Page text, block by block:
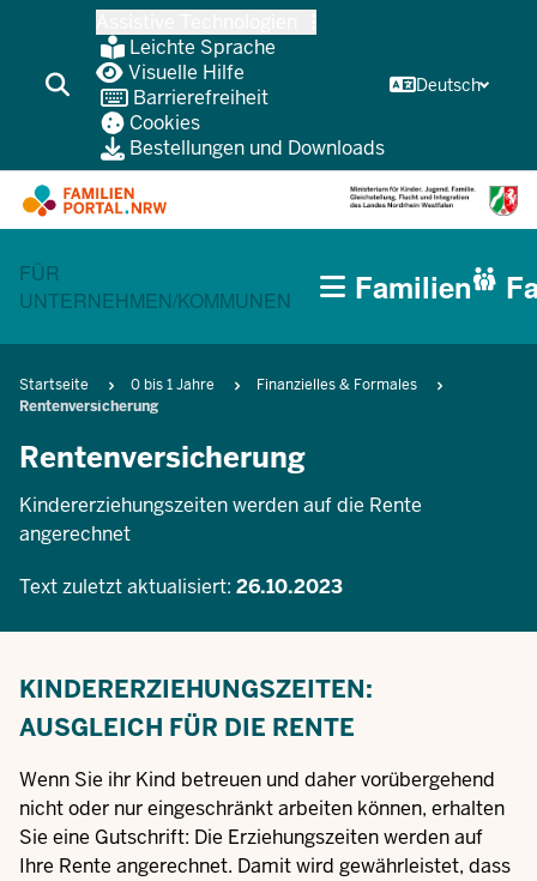
wechseln
Leichte Sprache
Visuelle Hilfe
Barrierefreiheit
Cookies
Bestellungen und Downloads
Deutsch
CURRENT SECTION FÜR FAMILIEN
FÜR
UNTERNEHMEN/KOMMUNEN (BÜRGERBEREICH
Familien
Pfadnavigation
Startseite 0 bis 1 Jahre
Finanzielles & Formales
Rentenversicherung
Rentenversicherung
Kindererziehungszeiten werden auf die Rente
angerechnet
Text zuletzt aktualisiert: 26.10.2023
KINDERERZIEHUNGSZEITEN:
AUSGLEICH FÜR DIE RENTE
Wenn Sie ihr Kind betreuen und daher vorübergehend
nicht oder nur eingeschränkt arbeiten können, erhalten
Sie eine Gutschrift: Die Erziehungszeiten werden auf
Ihre Rente angerechnet. Damit wird gewährleistet, dass